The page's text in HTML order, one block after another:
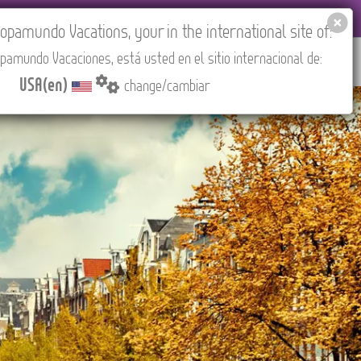
ABOUT US CONTACT Find your Tour
Vacations, your in the international site of:
Vacaciones, está usted en el sitio internacional de:
USA(en) change/cambiar